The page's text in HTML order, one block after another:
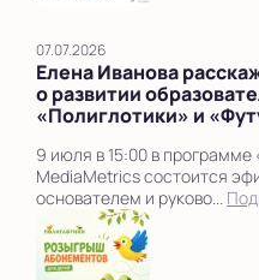
07.07.2026
Елена Иванова
о развитии
«Полиглотики» и
9 июля в 15:00 в программе
MediaMetrics состоится
основателем и руково...